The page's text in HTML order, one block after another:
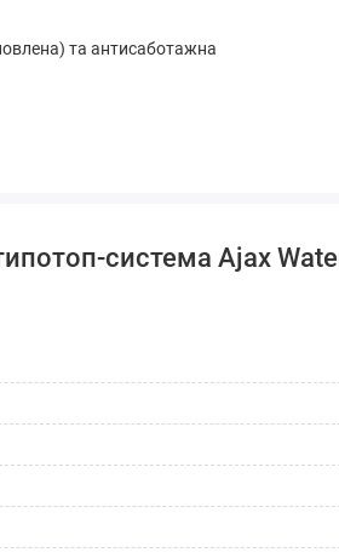
та антисаботажна
система Ajax